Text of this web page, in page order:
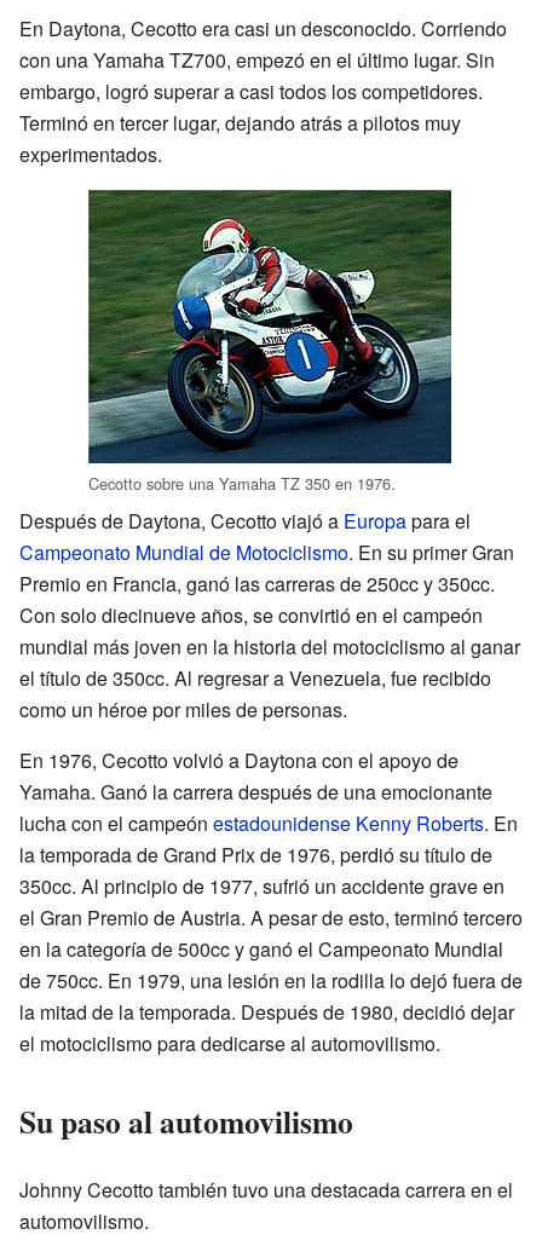
En Daytona, Cecotto era casi un desconocido. Corriendo
con una Yamaha TZ700, empezó en el último lugar. Sin
embargo, logró superar a casi todos los competidores.
Terminó en tercer lugar, dejando atrás a pilotos muy
experimentados.
Cecotto sobre una Yamaha TZ 350 en 1976.
Después de Daytona, Cecotto viajó a Europapara el
Campeonato Mundial de Motociclismo. En su primer Gran
Premio en Francia, ganó las carreras de 250cc y 350cc.
Con solo diecinueve años, se convirtió en el campeón
mundial más joven en la historia del motociclismo al ganar
el título de 350cc. Al regresar a Venezuela, fue recibido
como un héroe por miles de personas.
En 1976, Cecotto volvió a Daytona con el apoyo de
Yamaha. Ganó la carrera después de una emocionante
lucha con el campeón estadounidense Kenny Roberts. En
la temporada de Grand Prix de 1976, perdió su título de
350cc. Al principio de 1977, sufrió un accidente grave en
el Gran Premio de Austria. A pesar de esto, terminó tercero
en la categoría de 500cc y ganó el Campeonato Mundial
de 750cc. En 1979, una lesión en la rodilla lo dejó fuera de
la mitad de la temporada. Después de 1980, decidió dejar
el motociclismo para dedicarse al automovilismo.
Su paso al automovilismo
Johnny Cecotto también tuvo una destacada carrera en el
automovilismo.